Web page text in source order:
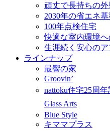
頑丈で長持ちの外
2030年の省エネ
100年点検住宅
快適な室内環境へ
生涯続く安心の
ラインナップ
最響の家
Groovin’
nattoku住宅25周
Glass Arts
Blue Style
キママプラス